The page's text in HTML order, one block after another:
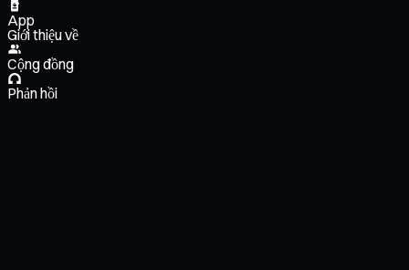
App
Giới thiệu về
Cộng đồng
Phản hồi